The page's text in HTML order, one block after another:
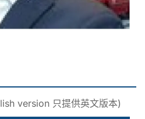
version 只提供英文版本)